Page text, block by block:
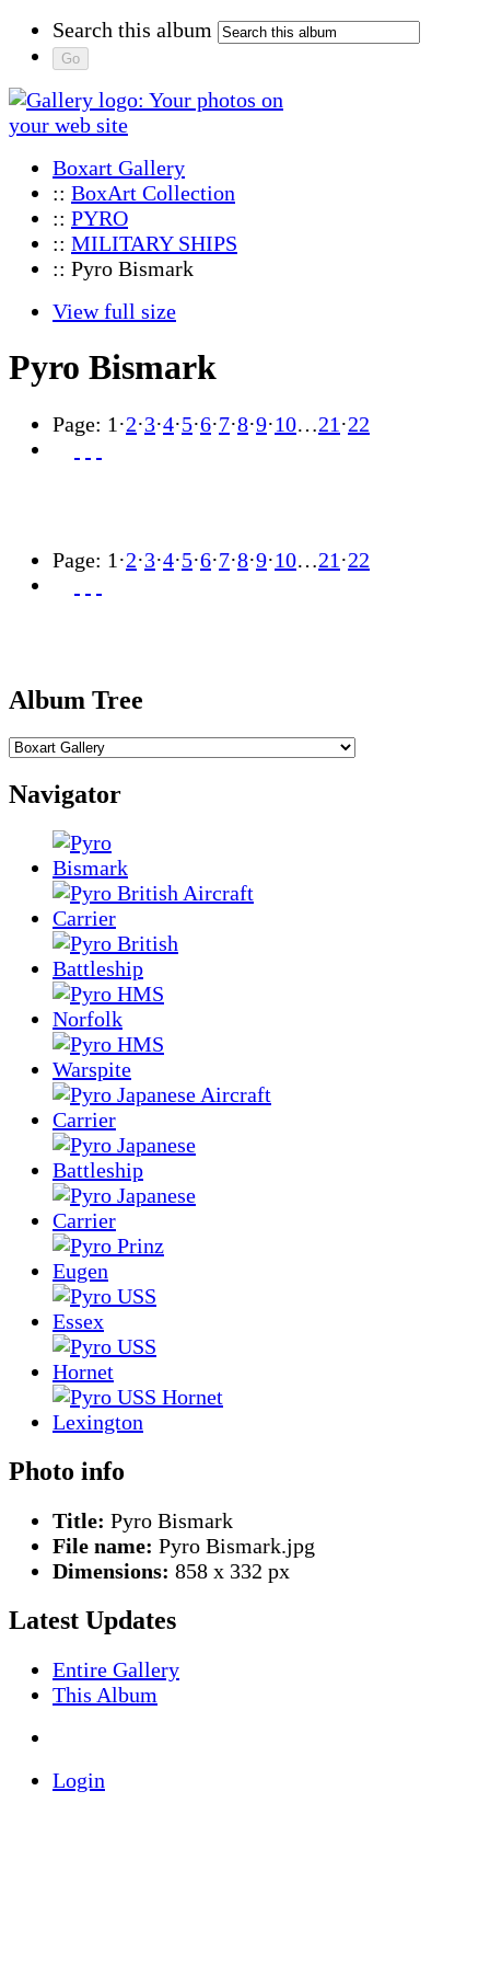
Search this album
Boxart Gallery
:: BoxArt Collection
:: PYRO
:: MILITARY SHIPS
:: Pyro Bismark
View full size
Pyro Bismark
Page: 1 ·2·3·4·5·6·7·8·9·10…21 ·22
Page: 1 ·2·3·4·5·6·7·8·9·10…21 ·22
Album Tree
Navigator
Photo info
Title: Pyro Bismark
File name: Pyro Bismark.jpg
Dimensions: 858 x 332 px
Latest Updates
Entire Gallery
This Album
Login